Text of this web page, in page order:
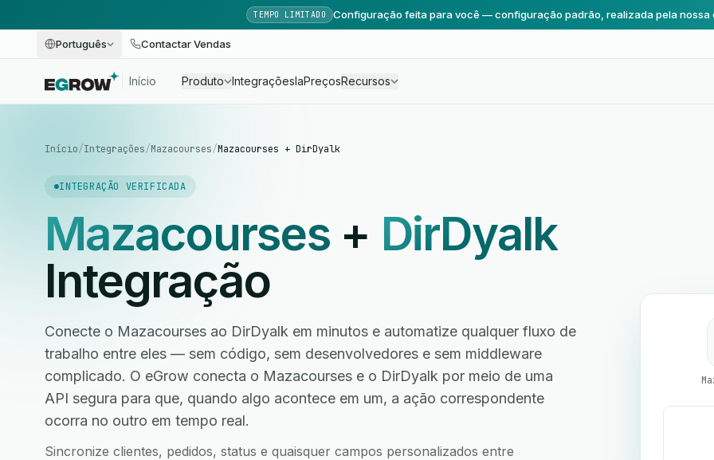
TEMPO LIMITADO Configuração feita para você — configuração padrão, realizada pela nossa
Português Contactar Vendas
Início Produto IntegraçõesIaPreçosRecursos
Início/Integrações/Mazacourses/Mazacourses + DirDyalk
INTEGRAÇÃO VERIFICADA
Mazacourses+ DirDyalk
Integração
Conecte o Mazacourses ao DirDyalk em minutos e automatize qualquer fluxo de
trabalho entre eles — sem código, sem desenvolvedores e sem middleware
complicado. O eGrow conecta o Mazacourses e o DirDyalk por meio de uma
API segura para que, quando algo acontece em um, a ação correspondente
ocorra no outro em tempo real.
Sincronize clientes, pedidos, status e quaisquer campos personalizados entre